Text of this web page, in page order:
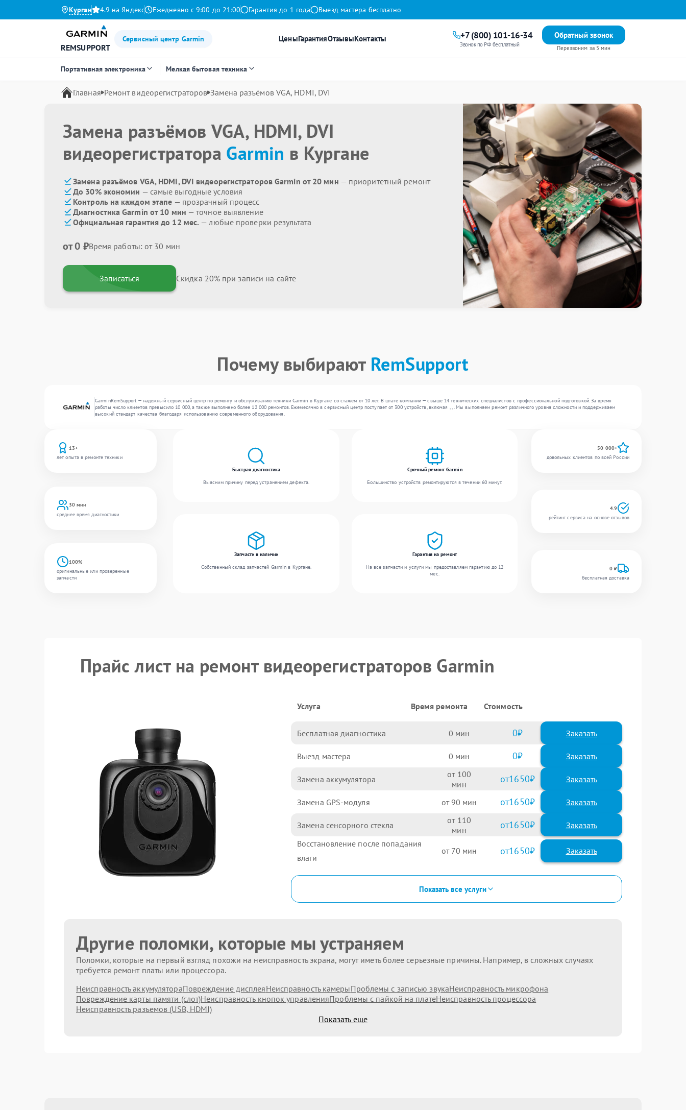
Курган 4.9 на Яндекс Ежедневно с 9:00 до 21:00 Гарантия до 1 года Выезд мастера бесплатно
REMSUPPORT
Сервисный центр Garmin ЦеныГарантияОтзывыКонтакты +7 (800) 101-16-34
Звонок по РФ бесплатный
Обратный звонок
Перезвоним за 5 мин
Портативная электроника Мелкая бытовая техника
Главная Ремонт видеорегистраторов Замена разъёмов VGA, HDMI, DVI
Замена разъёмов VGA, HDMI, DVI
видеорегистратора Garmin в Кургане
Замена разъёмов VGA, HDMI, DVI видеорегистраторов Garmin от 20 мин — приоритетный ремонт
До 30% экономии — самые выгодные условия
Контроль на каждом этапе — прозрачный процесс
Диагностика Garmin от 10 мин — точное выявление
Официальная гарантия до 12 мес. — любые проверки результата
от 0 ₽Время работы: от 30 мин
Записаться Скидка 20% при записи на сайте
Почему выбирают RemSupport
GarminRemSupport — надежный сервисный центр по ремонту и обслуживанию техники Garmin в Кургане со стажем от 10 лет. В штате компании — свыше 14 технических специалистов с профессиональной подготовкой. За время
работы число клиентов превысило 10 000, а также выполнено более 12 000 ремонтов. Ежемесячно в сервисный центр поступает от 300 устройств, включая , , . Мы выполняем ремонт различного уровня сложности и поддерживаем
высокий стандарт качества благодаря использованию современного оборудования.
13+
лет опыта в ремонте техники
30 мин
среднее время диагностики
100%
оригинальные или проверенные
запчасти
Быстрая диагностика
Выясним причину перед устранением дефекта.
Срочный ремонт Garmin
Большинство устройств ремонтируются в течении 60 минут.
Запчасти в наличии
Собственный склад запчастей Garmin в Кургане.
Гарантия на ремонт
На все запчасти и услуги мы предоставляем гарантию до 12
мес.
50 000+
довольных клиентов по всей России
4.9
рейтинг сервиса на основе отзывов
0 ₽
бесплатная доставка
Прайс лист на ремонт видеорегистраторов Garmin
Услуга Время ремонта Стоимость
Бесплатная диагностика 0 0 Заказать
Выезд мастера 0 0 Заказать
Замена аккумулятора 100 1650
Замена GPS-модуля 90 1650
Замена сенсорного стекла 110 1650
Восстановление после попадания
влаги
70 1650
Показать все услуги
Другие поломки, которые мы устраняем
Поломки, которые на первый взгляд похожи на неисправность экрана, могут иметь более серьезные причины. Например, в сложных случаях
требуется ремонт платы или процессора.
Неисправность аккумулятораПовреждение дисплеяНеисправность камерыПроблемы с записью звукаНеисправность микрофона
Повреждение карты памяти (слот)Неисправность кнопок управленияПроблемы с пайкой на платеНеисправность процессора
Неисправность разъемов (USB, HDMI)
Показать еще